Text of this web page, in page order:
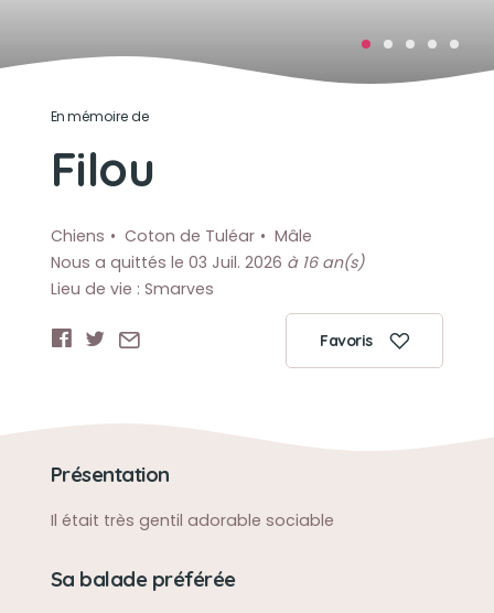
En mémoire de
Filou
Chiens Coton de Tuléar
Mâle
Nous a quittés le 03 Juil. 2026 à 16 an(s)
Lieu de vie : Smarves
Favoris
Présentation
Il était très gentil adorable sociable
Sa balade préférée